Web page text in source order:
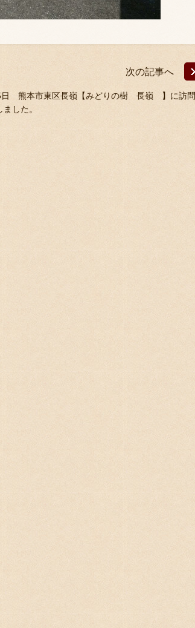
次の記事へ
日 熊本市東区長嶺【みどりの樹 長嶺 】に訪問
した。